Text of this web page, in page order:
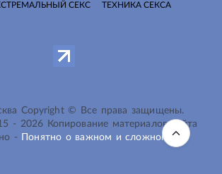
СЕКС ТЕХНИКА СЕКСА
Copyright © Все права защищены.
- 2026 Копирование материалов сайта
-
Понятно о важном и сложном